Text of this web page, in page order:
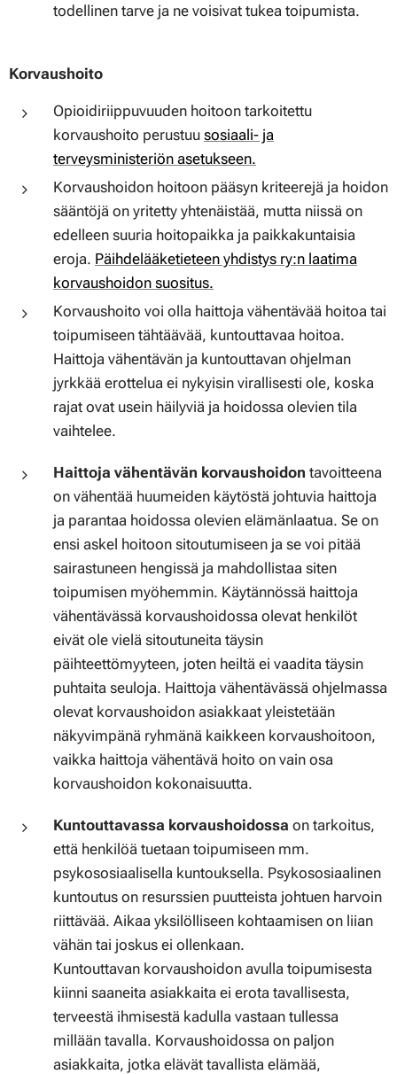
todellinen tarve ja ne voisivat tukea toipumista.
Korvaushoito
Opioidiriippuvuuden hoitoon tarkoitettu
korvaushoito perustuu sosiaali- ja
terveysministeriön asetukseen.
Korvaushoidon hoitoon pääsyn kriteerejä ja hoidon
sääntöjä on yritetty yhtenäistää, mutta niissä on
edelleen suuria hoitopaikka ja paikkakuntaisia
eroja. Päihdelääketieteen yhdistys ry:n laatima
korvaushoidon suositus.
Korvaushoito voi olla haittoja vähentävää hoitoa tai
toipumiseen tähtäävää, kuntouttavaa hoitoa.
Haittoja vähentävän ja kuntouttavan ohjelman
jyrkkää erottelua ei nykyisin virallisesti ole, koska
rajat ovat usein häilyviä ja hoidossa olevien tila
vaihtelee.
Haittoja vähentävän korvaushoidon tavoitteena
on vähentää huumeiden käytöstä johtuvia haittoja
ja parantaa hoidossa olevien elämänlaatua. Se on
ensi askel hoitoon sitoutumiseen ja se voi pitää
sairastuneen hengissä ja mahdollistaa siten
toipumisen myöhemmin. Käytännössä haittoja
vähentävässä korvaushoidossa olevat henkilöt
eivät ole vielä sitoutuneita täysin
päihteettömyyteen, joten heiltä ei vaadita täysin
puhtaita seuloja. Haittoja vähentävässä ohjelmassa
olevat korvaushoidon asiakkaat yleistetään
näkyvimpänä ryhmänä kaikkeen korvaushoitoon,
vaikka haittoja vähentävä hoito on vain osa
korvaushoidon kokonaisuutta.
Kuntouttavassa korvaushoidossa on tarkoitus,
että henkilöä tuetaan toipumiseen mm.
psykososiaalisella kuntouksella. Psykososiaalinen
kuntoutus on resurssien puutteista johtuen harvoin
riittävää. Aikaa yksilölliseen kohtaamisen on liian
vähän tai joskus ei ollenkaan.
Kuntouttavan korvaushoidon avulla toipumisesta
kiinni saaneita asiakkaita ei erota tavallisesta,
terveestä ihmisestä kadulla vastaan tullessa
millään tavalla. Korvaushoidossa on paljon
asiakkaita, jotka elävät tavallista elämää,